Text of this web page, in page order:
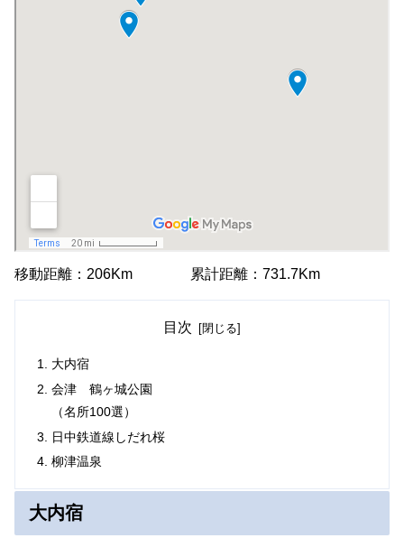
移動距離：206Km 累計距離：731.7Km
目次
大内宿
会津 鶴ヶ城公園
（名所100選）
日中鉄道線しだれ桜
柳津温泉
大内宿